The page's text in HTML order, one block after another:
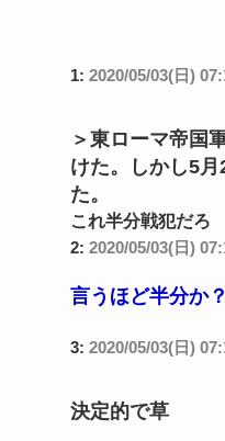
1: 2020/05/03(日)
＞東ローマ帝国
けた。しかし5
た。
これ半分戦犯だろ
2: 2020/05/03(日)
言うほど半分か？
3: 2020/05/03(日)
決定的で草